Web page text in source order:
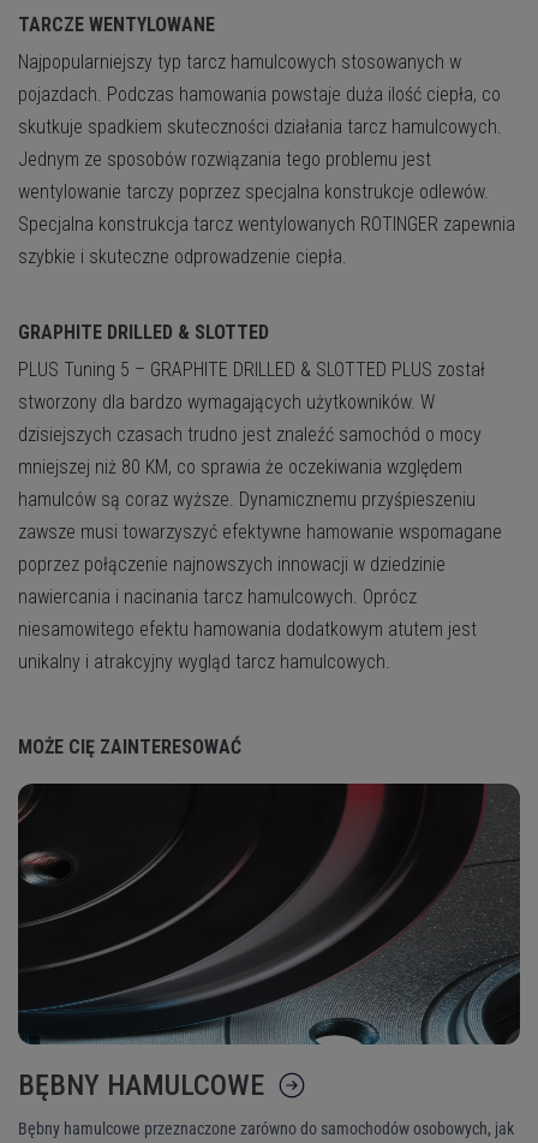
TARCZE WENTYLOWANE
Najpopularniejszy typ tarcz hamulcowych stosowanych w
pojazdach. Podczas hamowania powstaje duża ilość ciepła, co
skutkuje spadkiem skuteczności działania tarcz hamulcowych.
Jednym ze sposobów rozwiązania tego problemu jest
wentylowanie tarczy poprzez specjalna konstrukcje odlewów.
Specjalna konstrukcja tarcz wentylowanych ROTINGER zapewnia
szybkie i skuteczne odprowadzenie ciepła.
GRAPHITE DRILLED & SLOTTED
PLUS Tuning 5 – GRAPHITE DRILLED & SLOTTED PLUS został
stworzony dla bardzo wymagających użytkowników. W
dzisiejszych czasach trudno jest znaleźć samochód o mocy
mniejszej niż 80 KM, co sprawia że oczekiwania względem
hamulców są coraz wyższe. Dynamicznemu przyśpieszeniu
zawsze musi towarzyszyć efektywne hamowanie wspomagane
poprzez połączenie najnowszych innowacji w dziedzinie
nawiercania i nacinania tarcz hamulcowych. Oprócz
niesamowitego efektu hamowania dodatkowym atutem jest
unikalny i atrakcyjny wygląd tarcz hamulcowych.
MOŻE CIĘ ZAINTERESOWAĆ
BĘBNY HAMULCOWE
Bębny hamulcowe przeznaczone zarówno do samochodów osobowych, jak